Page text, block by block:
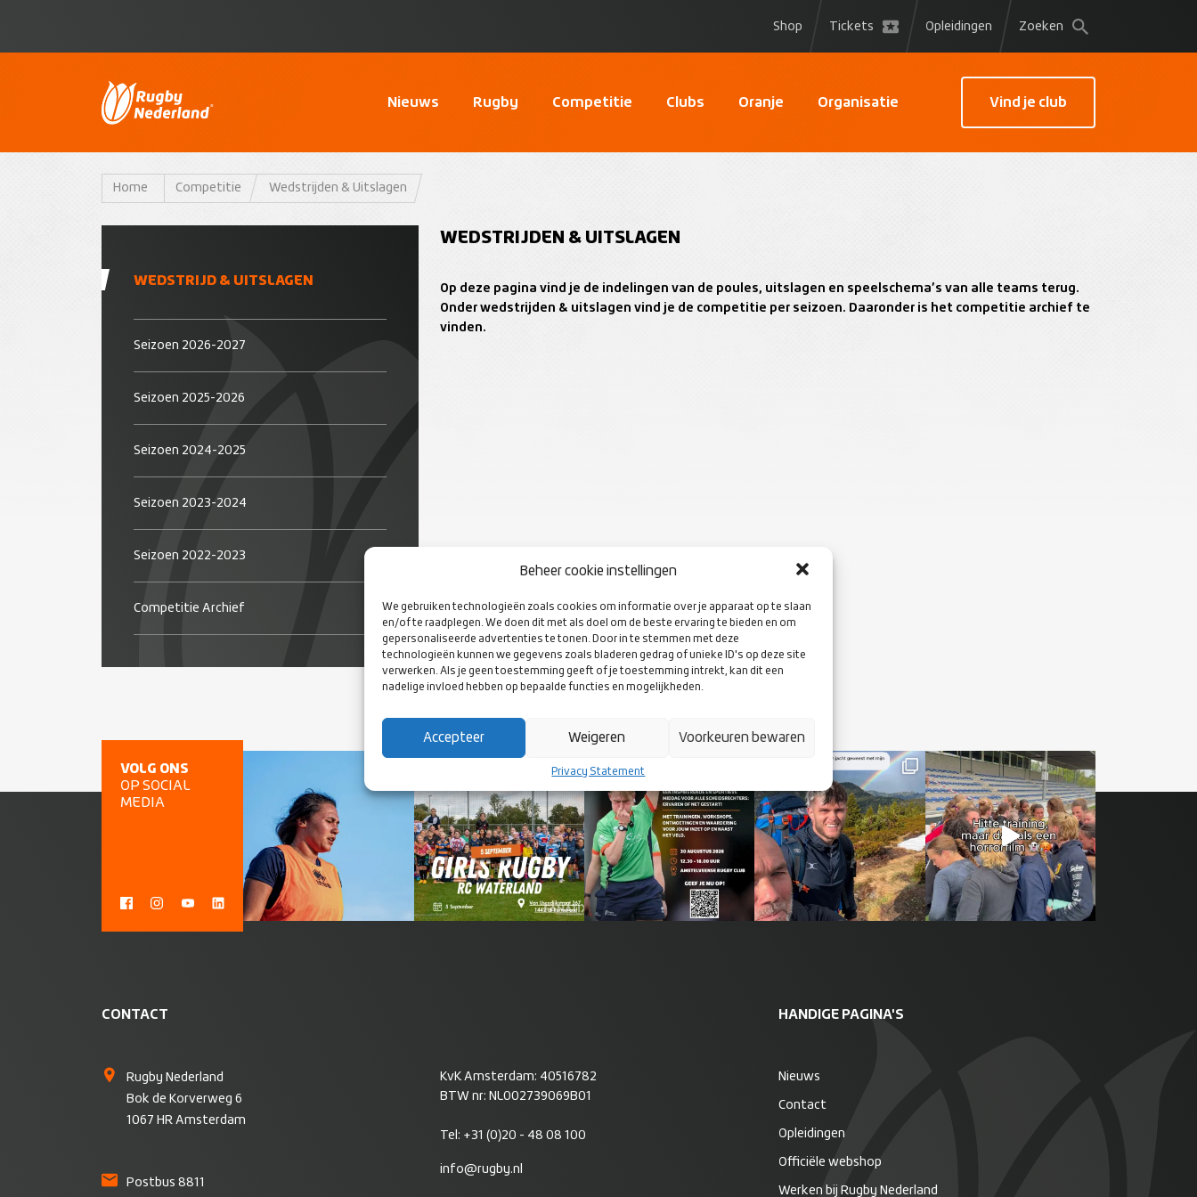
Beheer cookie instellingen
We gebruiken technologieën zoals cookies om informatie over je apparaat op te slaan
en/of te raadplegen. We doen dit met als doel om de beste ervaring te bieden en om
gepersonaliseerde advertenties te tonen. Door in te stemmen met deze
technologieën kunnen we gegevens zoals bladeren gedrag of unieke ID's op deze site
verwerken. Als je geen toestemming geeft of je toestemming intrekt, kan dit een
nadelige invloed hebben op bepaalde functies en mogelijkheden.
Accepteer Weigeren Voorkeuren bewaren
Privacy Statement
Shop Tickets Opleidingen Zoeken
Nieuws Rugby Competitie Clubs Oranje Organisatie Vind je club
Home Competitie Wedstrijden & Uitslagen
WEDSTRIJD & UITSLAGEN
Seizoen 2026-2027
Seizoen 2025-2026
Seizoen 2024-2025
Seizoen 2023-2024
Seizoen 2022-2023
Competitie Archief
WEDSTRIJDEN & UITSLAGEN
Op deze pagina vind je de indelingen van de poules, uitslagen en speelschema’s van alle teams terug.
Onder wedstrijden & uitslagen vind je de competitie per seizoen. Daaronder is het competitie archief te
vinden.
VOLG ONS
OP SOCIAL
MEDIA
CONTACT
Rugby Nederland
Bok de Korverweg 6
1067 HR Amsterdam
Postbus 8811
KvK Amsterdam: 40516782
BTW nr: NL002739069B01
Tel: +31 (0)20 - 48 08 100
info@rugby.nl
HANDIGE PAGINA'S
Nieuws
Contact
Opleidingen
Officiële webshop
Werken bij Rugby Nederland